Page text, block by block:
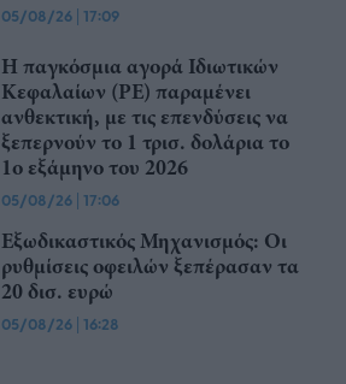
05/08/26 | 17:09
Η παγκόσμια αγορά Ιδιωτικών
Κεφαλαίων (PE) παραμένει
ανθεκτική, με τις επενδύσεις να
ξεπερνούν το 1 τρισ. δολάρια το
1ο εξάμηνο του 2026
05/08/26 | 17:06
Εξωδικαστικός Μηχανισμός: Οι
ρυθμίσεις οφειλών ξεπέρασαν τα
20 δισ. ευρώ
05/08/26 | 16:28